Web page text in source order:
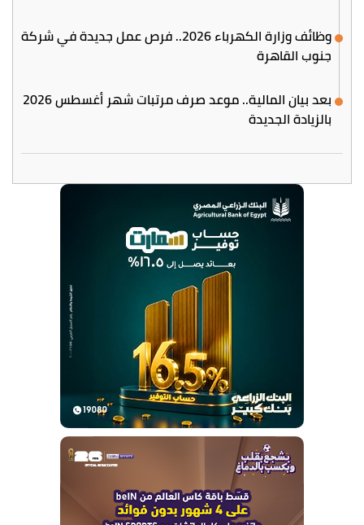
وظائف وزارة الكهرباء 2026.. فرص عمل جديدة في شركة
جنوب القاهرة
بعد بيان المالية.. موعد صرف مرتبات شهر أغسطس 2026
بالزيادة الجديدة